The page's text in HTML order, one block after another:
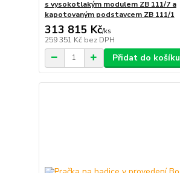
s vysokotlakým modulem ZB 111/7 a
kapotovaným podstavcem ZB 111/1
313 815 Kč/ks
259 351 Kč bez DPH
Přidat do košíku